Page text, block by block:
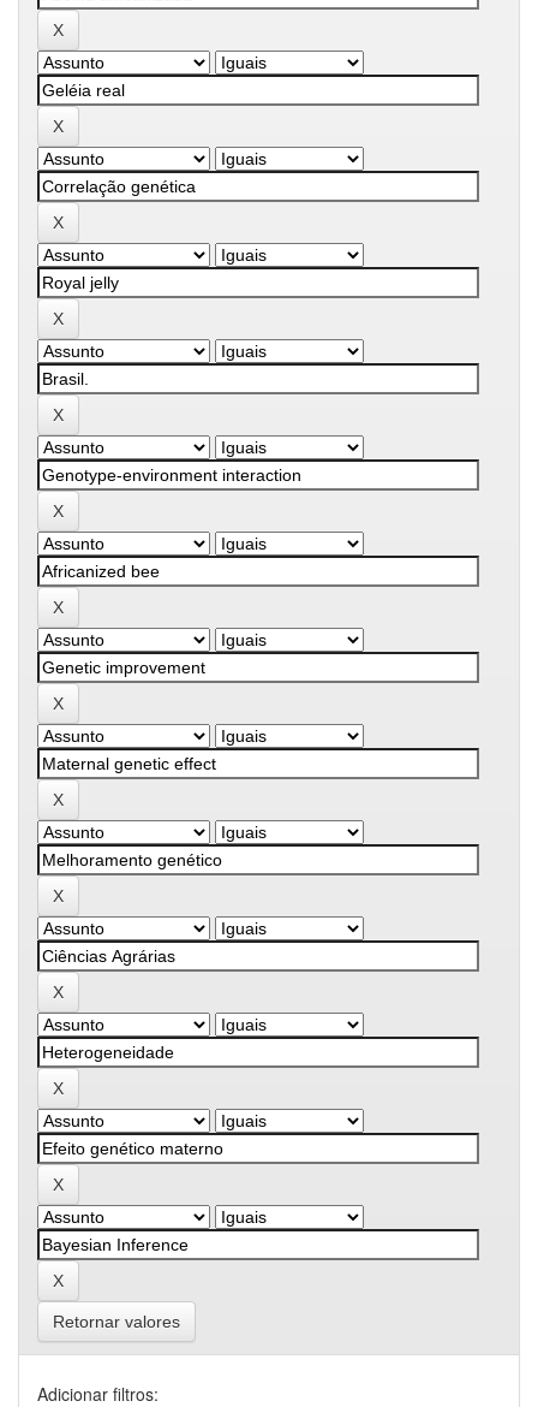
Retornar valores
Adicionar filtros: